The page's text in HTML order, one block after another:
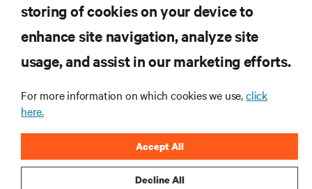
KAYNAKLAR
KURUMSAL
storing of cookies on your device to
enhance site navigation, analyze site
usage, and assist in our marketing efforts.
For more information on which cookies we use,click
here.
Decline All
Accept All